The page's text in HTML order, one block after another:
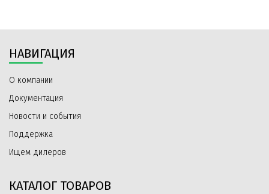
НАВИГАЦИЯ
О компании
Документация
Новости и события
Поддержка
Ищем дилеров
КАТАЛОГ ТОВАРОВ